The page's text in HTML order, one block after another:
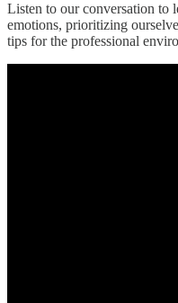
Listen to our conversation to
emotions, prioritizing
tips for the professional